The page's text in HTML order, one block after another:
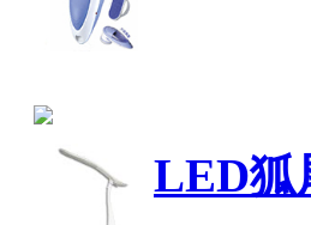
LED狐